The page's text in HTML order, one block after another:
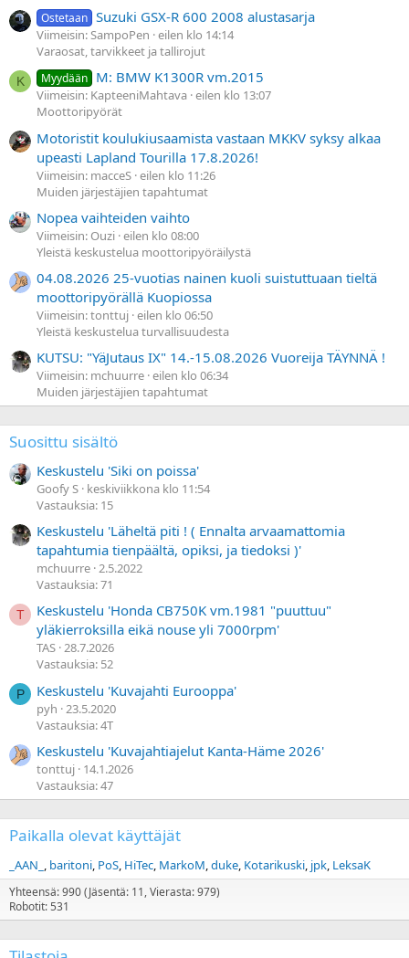
Ostetaan Suzuki GSX-R 600 2008 alustasarja
Viimeisin: SampoPen eilen klo 14:14
Varaosat, tarvikkeet ja tallirojut
K Myydään M: BMW K1300R vm.2015
Viimeisin: KapteeniMahtava eilen klo 13:07
Moottoripyörät
Motoristit koulukiusaamista vastaan MKKV syksy alkaa
upeasti Lapland Tourilla 17.8.2026!
Viimeisin: macceS eilen klo 11:26
Muiden järjestäjien tapahtumat
Nopea vaihteiden vaihto
Viimeisin: Ouzi eilen klo 08:00
Yleistä keskustelua moottoripyöräilystä
04.08.2026 25-vuotias nainen kuoli suistuttuaan tieltä
moottoripyörällä Kuopiossa
Viimeisin: tonttuj eilen klo 06:50
Yleistä keskustelua turvallisuudesta
KUTSU: "YäJutaus IX" 14.-15.08.2026 Vuoreija TÄYNNÄ !
Viimeisin: mchuurre eilen klo 06:34
Muiden järjestäjien tapahtumat
Suosittu sisältö
Keskustelu 'Siki on poissa'
Goofy S keskiviikkona klo 11:54
Vastauksia: 15
Keskustelu 'Läheltä piti ! ( Ennalta arvaamattomia
tapahtumia tienpäältä, opiksi, ja tiedoksi )'
mchuurre 2.5.2022
Vastauksia: 71
T
Keskustelu 'Honda CB750K vm.1981 "puuttuu"
yläkierroksilla eikä nouse yli 7000rpm'
TAS 28.7.2026
Vastauksia: 52
P Keskustelu 'Kuvajahti Eurooppa'
pyh 23.5.2020
Vastauksia: 4T
Keskustelu 'Kuvajahtiajelut Kanta-Häme 2026'
tonttuj 14.1.2026
Vastauksia: 47
Paikalla olevat käyttäjät
_AAN_ baritoni PoS HiTec MarkoM duke Kotarikuski jpk LeksaK
Yhteensä: 990 (Jäsentä: 11, Vierasta: 979)
Robotit: 531